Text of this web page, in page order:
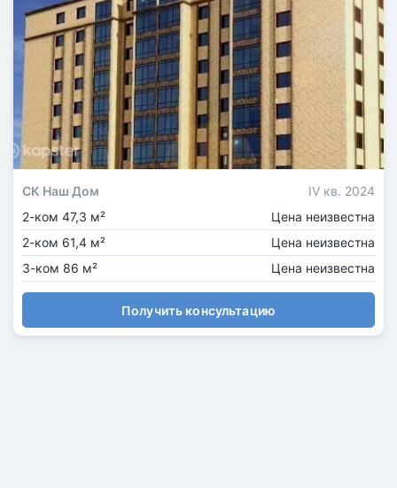
СК Наш Дом
IV кв. 2024
2-ком 47,3 м²
Цена неизвестна
2-ком 61,4 м²
Цена неизвестна
3-ком 86 м²
Цена неизвестна
Получить консультацию